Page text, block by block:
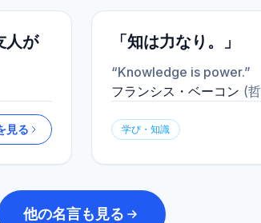
人が
見る
「知は力なり。」
“Knowledge is power.”
フランシス・ベーコン (
学び・知識
他の名言も見る